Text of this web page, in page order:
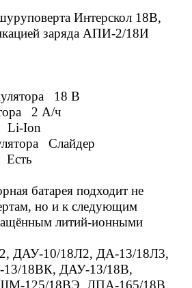
Интерскол 18В,
заряда АПИ-2/18И
18 В
2 А/ч
Li-Ion
Слайдер
Есть
батарея подходит не
но и к следующим
литий-ионными
ДАУ-10/18Л2, ДА-13/18Л3,
18ВК, ДАУ-13/18В,
125/18ВЭ, ДПА-165/18В,